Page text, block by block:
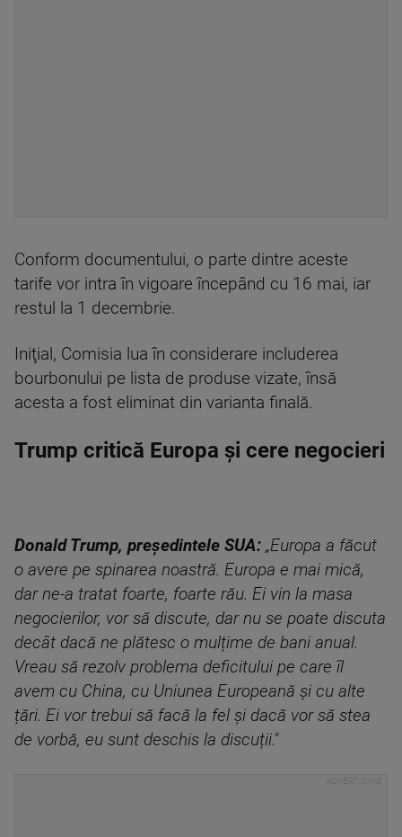
Conform documentului, o parte dintre aceste
tarife vor intra în vigoare începând cu 16 mai, iar
restul la 1 decembrie.
Iniţial, Comisia lua în considerare includerea
bourbonului pe lista de produse vizate, însă
acesta a fost eliminat din varianta finală.
Trump critică Europa și cere negocieri
Donald Trump, președintele SUA: „Europa a făcut
o avere pe spinarea noastră. Europa e mai mică,
dar ne-a tratat foarte, foarte rău. Ei vin la masa
negocierilor, vor să discute, dar nu se poate discuta
decât dacă ne plătesc o mulțime de bani anual.
Vreau să rezolv problema deficitului pe care îl
avem cu China, cu Uniunea Europeană și cu alte
țări. Ei vor trebui să facă la fel și dacă vor să stea
de vorbă, eu sunt deschis la discuții."